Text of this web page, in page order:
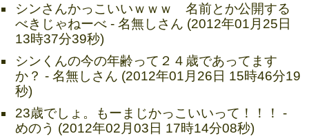
シンさんかっこいいｗｗｗ 名前とか公開する
べきじゃねーべ - 名無しさん (2012年01月25日
13時37分39秒)
シンくんの今の年齢って２４歳であってます
か？ - 名無しさん (2012年01月26日 15時46分19
秒)
23歳でしょ。もーまじかっこいいって！！！ -
めのう (2012年02月03日 17時14分08秒)